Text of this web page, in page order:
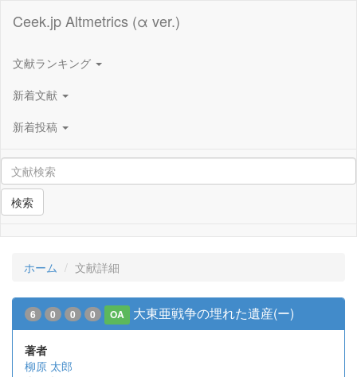
Ceek.jp Altmetrics (α ver.)
文献ランキング
新着文献
新着投稿
検索
ホーム 文献詳細
6 0 0 0 OA 大東亜戦争の埋れた遺産(ー)
著者
柳原 太郎